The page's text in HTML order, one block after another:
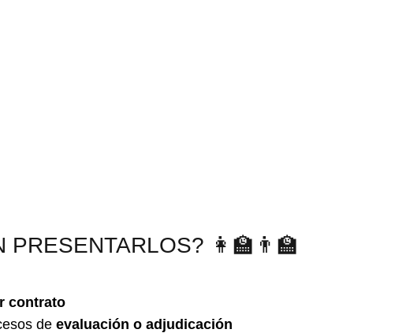
PRESENTARLOS? 👩‍🏫👨‍🏫
contrato
de evaluación o adjudicación